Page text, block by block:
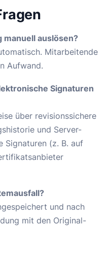
manuell auslösen?
Mitarbeitende
Aufwand.
Signaturen
über revisionssichere
und Server-
Signaturen (z. B. auf
und nach
mit den Original-